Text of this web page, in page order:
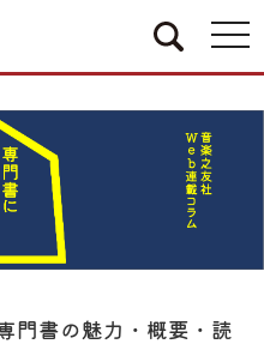
門書の魅力・概要・読